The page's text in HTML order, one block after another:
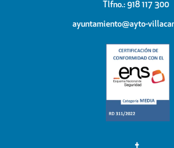
Tlfno.: 918 117 300
ayuntamiento@ayto-